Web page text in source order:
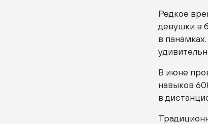
Редкое
девушки в
в
В июне
навыков
в